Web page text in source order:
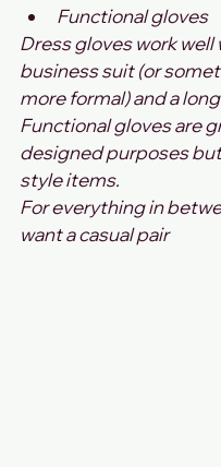
Functional gloves
Dress gloves work well
business suit (or
more formal) and a
Functional gloves are
designed purposes
style items.
For everything in
want a casual pair